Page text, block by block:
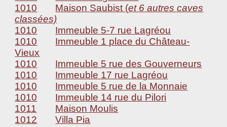
1010
Maison Saubist (et 6 autres caves
classées)
1010
Immeuble 5-7 rue Lagréou
1010
Immeuble 1 place du Château-
Vieux
1010
Immeuble 5 rue des Gouverneurs
1010
Immeuble 17 rue Lagréou
1010
Immeuble 5 rue de la Monnaie
1010
Immeuble 14 rue du Pilori
1011
Maison Moulis
1012
Villa Pia